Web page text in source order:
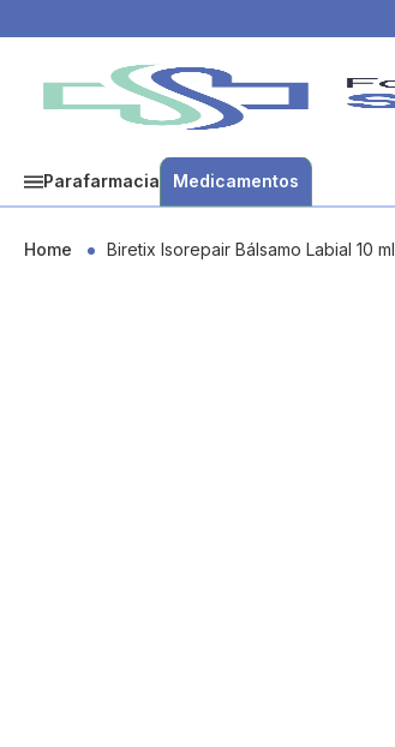
Parafarmacia Medicamentos
Home Biretix Isorepair Bálsamo Labial 10 ml